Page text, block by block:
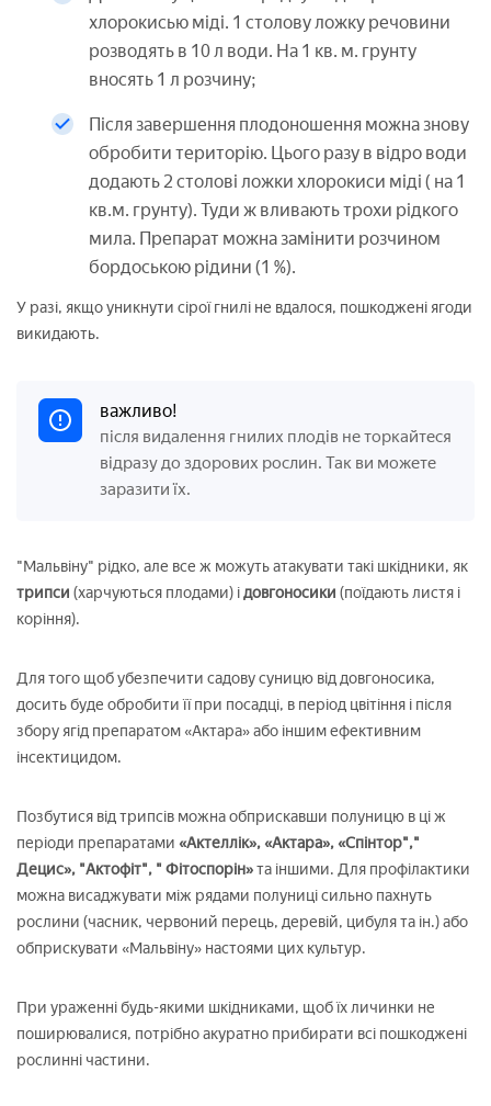
хлорокисью міді. 1 столову ложку речовини
розводять в 10 л води. На 1 кв. м. грунту
вносять 1 л розчину;
Після завершення плодоношення можна знову
обробити територію. Цього разу в відро води
додають 2 столові ложки хлорокиси міді ( на 1
кв.м. грунту). Туди ж вливають трохи рідкого
мила. Препарат можна замінити розчином
бордоською рідини (1 %).
У разі, якщо уникнути сірої гнилі не вдалося, пошкоджені ягоди
викидають.
важливо!
після видалення гнилих плодів не торкайтеся
відразу до здорових рослин. Так ви можете
заразити їх.
"Мальвіну" рідко, але все ж можуть атакувати такі шкідники, як
трипси (харчуються плодами) ідовгоносики (поїдають листя і
коріння).
Для того щоб убезпечити садову суницю від довгоносика,
досить буде обробити її при посадці, в період цвітіння і після
збору ягід препаратом «Актара» або іншим ефективним
інсектицидом.
Позбутися від трипсів можна обприскавши полуницю в ці ж
періоди препаратами «Актеллік», «Актара», «Спінтор","
Децис», "Актофіт", " Фітоспорін»та іншими. Для профілактики
можна висаджувати між рядами полуниці сильно пахнуть
рослини (часник, червоний перець, деревій, цибуля та ін.) або
обприскувати «Мальвіну» настоями цих культур.
При ураженні будь-якими шкідниками, щоб їх личинки не
поширювалися, потрібно акуратно прибирати всі пошкоджені
рослинні частини.